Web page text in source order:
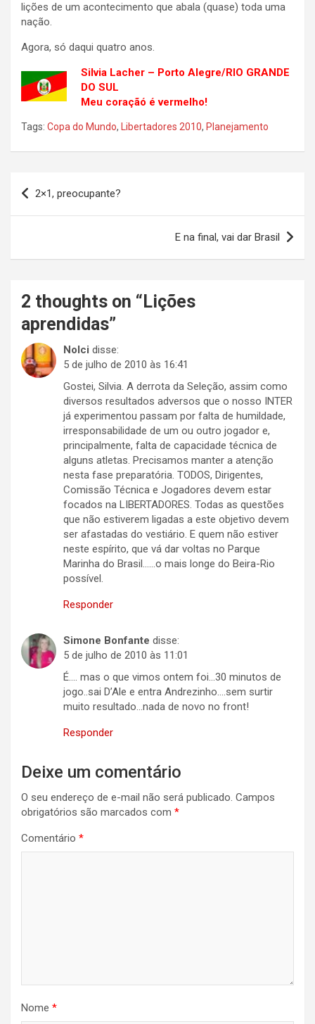
lições de um acontecimento que abala (quase) toda uma
nação.
Agora, só daqui quatro anos.
Silvia Lacher – Porto Alegre/RIO GRANDE
DO SUL
Meu coraçãó é vermelho!
Tags: Copa do Mundo, Libertadores 2010, Planejamento
Navegação
de
2×1, preocupante?
E na final, vai dar Brasil
2 thoughts on “ Lições
aprendidas”
Nolci disse:
5 de julho de 2010 às 16:41
Gostei, Silvia. A derrota da Seleção, assim como
diversos resultados adversos que o nosso INTER
já experimentou passam por falta de humildade,
irresponsabilidade de um ou outro jogador e,
principalmente, falta de capacidade técnica de
alguns atletas. Precisamos manter a atenção
nesta fase preparatória. TODOS, Dirigentes,
Comissão Técnica e Jogadores devem estar
focados na LIBERTADORES. Todas as questões
que não estiverem ligadas a este objetivo devem
ser afastadas do vestiário. E quem não estiver
neste espírito, que vá dar voltas no Parque
Marinha do Brasil……o mais longe do Beira-Rio
possível.
Responder
Simone Bonfante disse:
5 de julho de 2010 às 11:01
É…. mas o que vimos ontem foi…30 minutos de
jogo..sai D’Ale e entra Andrezinho….sem surtir
muito resultado…nada de novo no front!
Responder
Deixe um comentário
O seu endereço de e-mail não será publicado. Campos
obrigatórios são marcados com *
Comentário *
Nome *